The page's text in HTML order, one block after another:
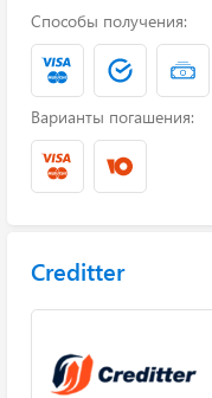
Способы получения:
Варианты погашения:
Creditter